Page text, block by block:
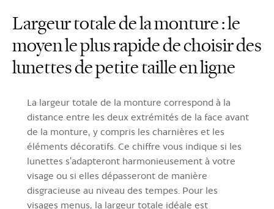
Largeur totale de la monture : le
moyen le plus rapide de choisir des
lunettes de petite taille en ligne
La largeur totale de la monture correspond à la
distance entre les deux extrémités de la face avant
de la monture, y compris les charnières et les
éléments décoratifs. Ce chiffre vous indique si les
lunettes s'adapteront harmonieusement à votre
visage ou si elles dépasseront de manière
disgracieuse au niveau des tempes. Pour les
visages menus, la largeur totale idéale est